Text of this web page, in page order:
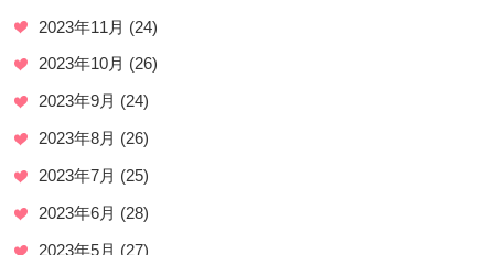
2023年11月 (24)
2023年10月 (26)
2023年9月 (24)
2023年8月 (26)
2023年7月 (25)
2023年6月 (28)
2023年5月 (27)